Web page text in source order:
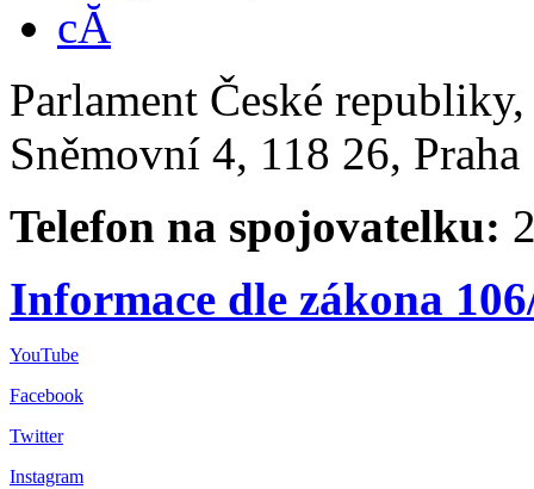
Parlament České
Sněmovní 4, 118 26,
Telefon na spojovatelku:
Informace dle zákona
YouTube
Facebook
Twitter
Instagram